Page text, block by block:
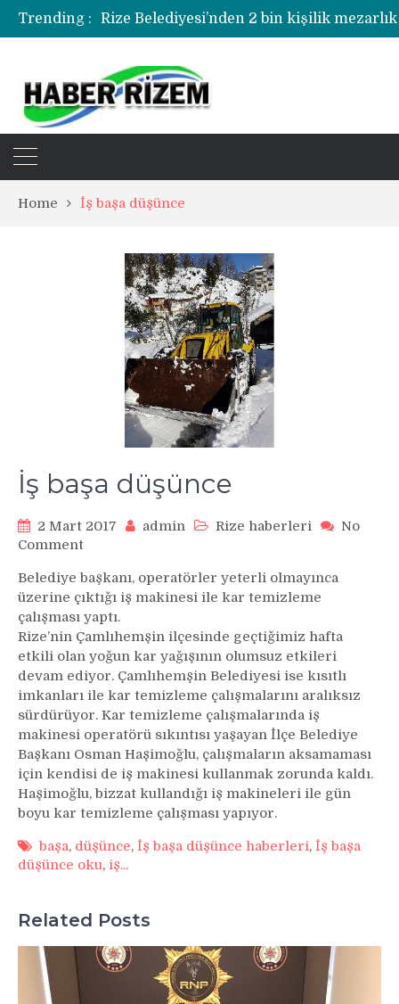
Trending :
Rize Belediyesi’nden 2 bin kişilik
Rize’de uyuşturucu operasyonunda 1
Home İş başa düşünce
İş başa düşünce
2 Mart 2017 admin Rize haberleri
No
Commenton
başa
düşünce
Belediye başkanı, operatörler yeterli olmayınca
üzerine çıktığı iş makinesi ile kar temizleme
çalışması yaptı.
Rize’nin Çamlıhemşin ilçesinde geçtiğimiz hafta
etkili olan yoğun kar yağışının olumsuz etkileri
devam ediyor. Çamlıhemşin Belediyesi ise kısıtlı
imkanları ile kar temizleme çalışmalarını aralıksız
sürdürüyor. Kar temizleme çalışmalarında iş
makinesi operatörü sıkıntısı yaşayan İlçe Belediye
Başkanı Osman Haşimoğlu, çalışmaların aksamaması
için kendisi de iş makinesi kullanmak zorunda kaldı.
Haşimoğlu, bizzat kullandığı iş makineleri ile gün
boyu kar temizleme çalışması yapıyor.
başa, düşünce, İş başa düşünce haberleri, İş başa
düşünce oku, iş...
Related Posts